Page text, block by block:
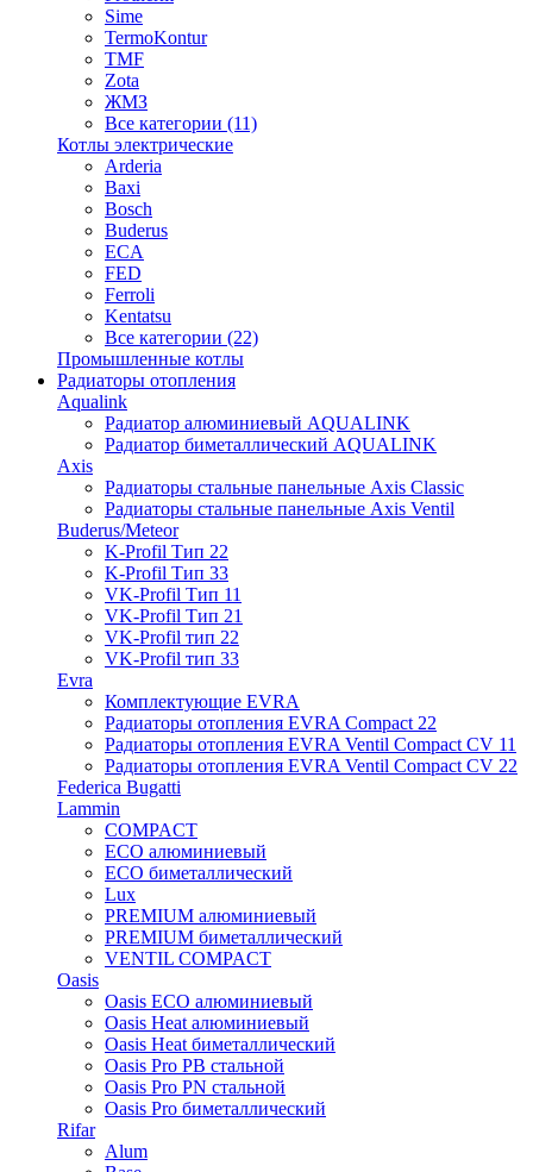
Sime
TermoKontur
TMF
Zota
ЖМЗ
Все категории (11)
Котлы электрические
Arderia
Baxi
Bosch
Buderus
ECA
FED
Ferroli
Kentatsu
Все категории (22)
Промышленные котлы
Радиаторы отопления
Aqualink
Радиатор алюминиевый AQUALINK
Радиатор биметаллический AQUALINK
Axis
Радиаторы стальные панельные Axis Classic
Радиаторы стальные панельные Axis Ventil
Buderus/Meteor
K-Profil Тип 22
K-Profil Тип 33
VK-Profil Тип 11
VK-Profil Тип 21
VK-Profil тип 22
VK-Profil тип 33
Evra
Комплектующие EVRA
Радиаторы отопления EVRA Compact 22
Радиаторы отопления EVRA Ventil Compact CV 11
Радиаторы отопления EVRA Ventil Compact CV 22
Federica Bugatti
Lammin
COMPACT
ECO алюминиевый
ECO биметаллический
Lux
PREMIUM алюминиевый
PREMIUM биметаллический
VENTIL COMPACT
Oasis
Oasis ECO алюминиевый
Oasis Heat алюминиевый
Oasis Heat биметаллический
Oasis Pro PB стальной
Oasis Pro PN стальной
Oasis Pro биметаллический
Rifar
Alum